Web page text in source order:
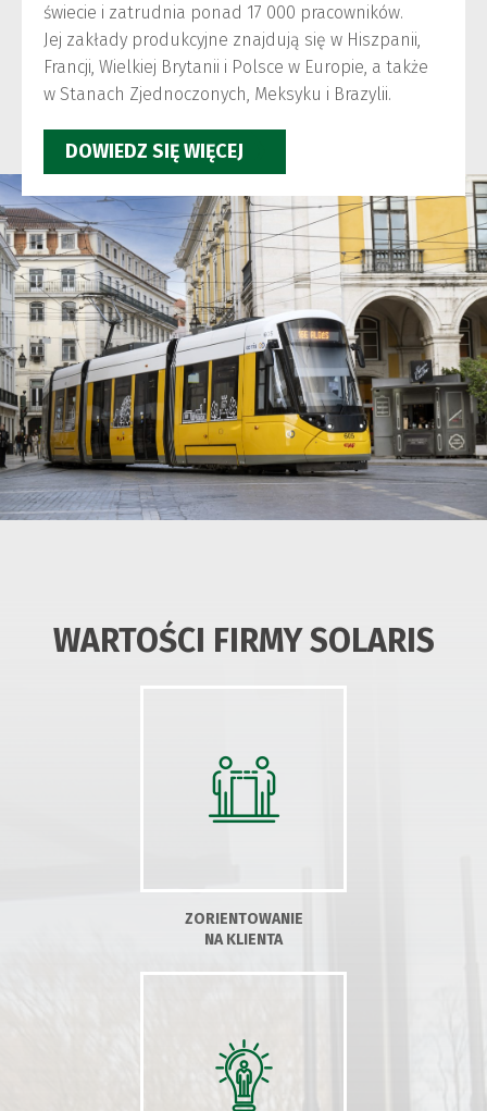
świecie i zatrudnia ponad 17 000 pracowników.
Jej zakłady produkcyjne znajdują się w Hiszpanii,
Francji, Wielkiej Brytanii i Polsce w Europie, a także
w Stanach Zjednoczonych, Meksyku i Brazylii.
DOWIEDZ SIĘ WIĘCEJ
WARTOŚCI FIRMY SOLARIS
ZORIENTOWANIE
NA KLIENTA